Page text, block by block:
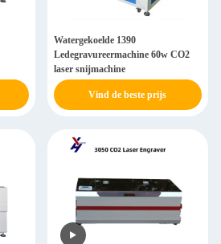
Watergekoelde 1390
Ledegravureermachine 60w CO2
laser snijmachine
Vind de beste prijs